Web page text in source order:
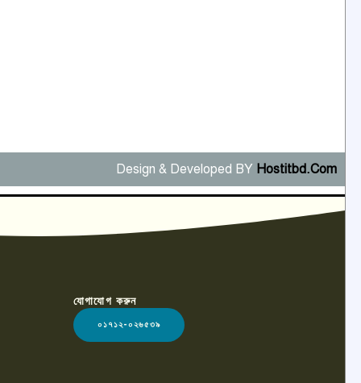
Design & Developed BY Hostitbd.Com
যোগাযোগ করুন
০১৭১২-০২৬৫৩৯